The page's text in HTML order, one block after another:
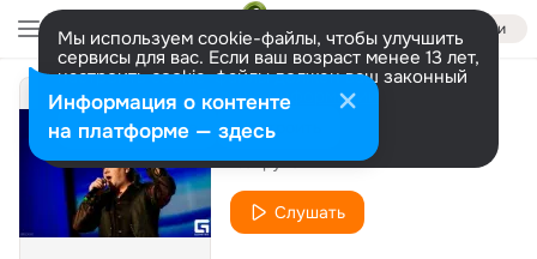
Войти
Мы используем cookie-файлы, чтобы улучшить
сервисы для вас. Если ваш возраст менее 13 лет,
настроить cookie-файлы должен ваш законный
представитель. Больше информации
Разрешить все Настроить
Pelet pelet
к.евруков
Слушать
Информация о контенте
на платформе — здесь